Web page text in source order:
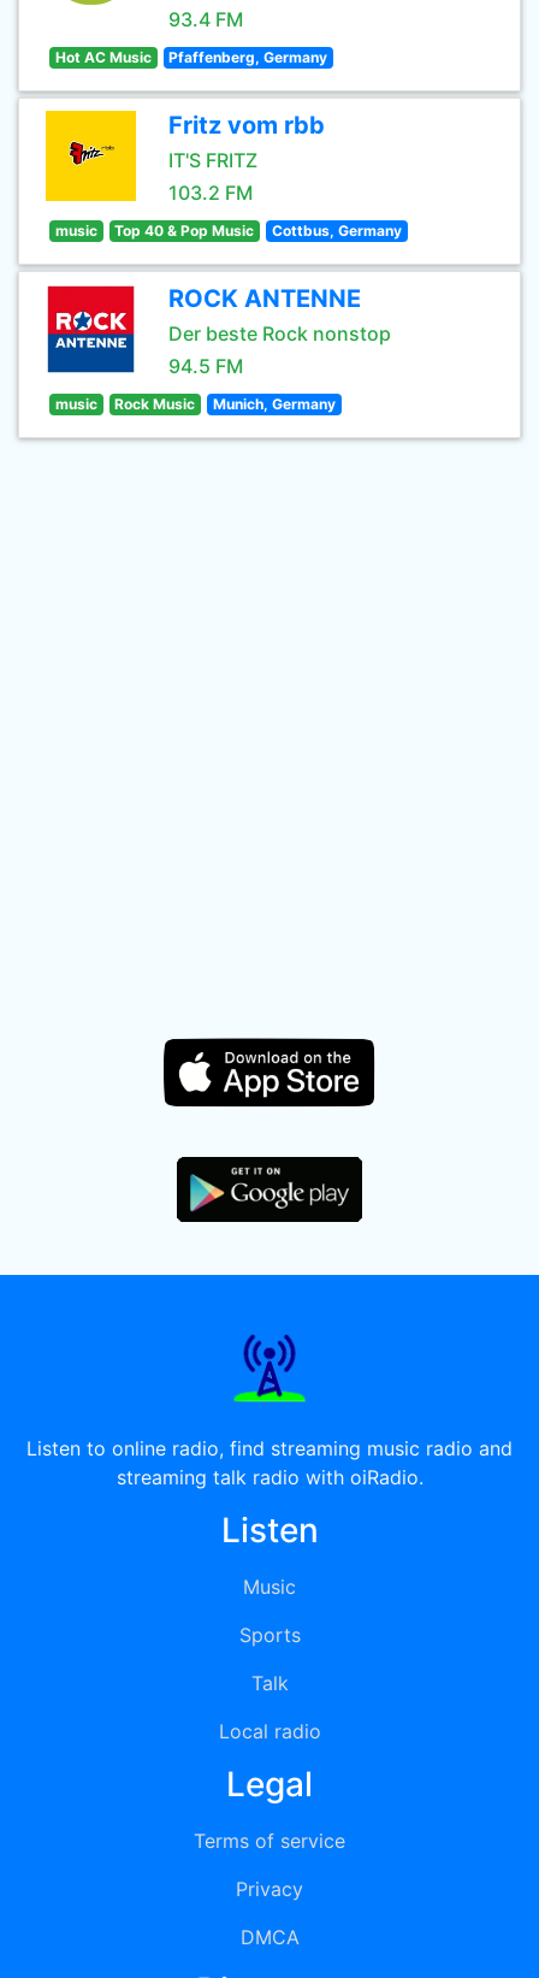
93.4 FM
Hot AC Music Pfaffenberg, Germany
Fritz vom rbb
IT'S FRITZ
103.2 FM
music Top 40 & Pop Music Cottbus, Germany
ROCK ANTENNE
Der beste Rock nonstop
94.5 FM
music Rock Music Munich, Germany
Listen to online radio, find streaming music radio and
streaming talk radio with oiRadio.
Listen
Music
Sports
Talk
Local radio
Legal
Terms of service
Privacy
DMCA